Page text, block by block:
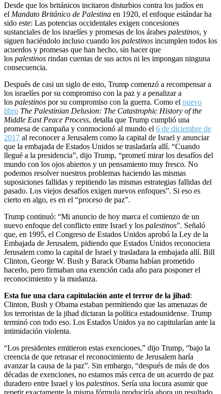
Desde que los británicos incitaron disturbios contra los judíos en
el Mandato Británico de Palestina en 1920, el enfoque estándar ha
sido este: Las potencias occidentales exigen concesiones
sustanciales de los israelíes y promesas de los árabes palestinos, y
siguen haciéndolo incluso cuando los palestinos incumplen todos los
acuerdos y promesas que han hecho, sin hacer que
los palestinos rindan cuentas de sus actos ni les impongan ninguna
consecuencia.
Después de casi un siglo de esto, Trump comenzó a recompensar a
los israelíes por su compromiso con la paz y a penalizar a
los palestinos por su compromiso con la guerra. Como el nuevo
libro The Palestinian Delusion: The Catastrophic History of the
Middle East Peace Process, detalla que Trump cumplió una
promesa de campaña y conmocionó al mundo el 6 de diciembre de
2017 al reconocer a Jerusalem como la capital de Israel y anunciar
que la embajada de Estados Unidos se trasladaría allí. “Cuando
llegué a la presidencia”, dijo Trump, “prometí mirar los desafíos del
mundo con los ojos abiertos y un pensamiento muy fresco. No
podemos resolver nuestros problemas haciendo las mismas
suposiciones fallidas y repitiendo las mismas estrategias fallidas del
pasado. Los viejos desafíos exigen nuevos enfoques”. Si eso es
cierto en algo, es en el “proceso de paz”.
Trump continuó: “Mi anuncio de hoy marca el comienzo de un
nuevo enfoque del conflicto entre Israel y los palestinos”. Señaló
que, en 1995, el Congreso de Estados Unidos aprobó la Ley de la
Embajada de Jerusalem, pidiendo que Estados Unidos reconociera
Jerusalem como la capital de Israel y trasladara la embajada allí. Bill
Clinton, George W. Bush y Barack Obama habían prometido
hacerlo, pero firmaban una exención cada año para posponer el
reconocimiento y la mudanza.
Esta fue una clara capitulación ante el terror de la jihad:
Clinton, Bush y Obama estaban permitiendo que las amenazas de
los terroristas de la jihad dictaran la política estadounidense. Trump
terminó con todo eso. Los Estados Unidos ya no capitularían ante la
intimidación violenta.
“Los presidentes emitieron estas exenciones,” dijo Trump, “bajo la
creencia de que retrasar el reconocimiento de Jerusalem haría
avanzar la causa de la paz”. Sin embargo, “después de más de dos
décadas de exenciones, no estamos más cerca de un acuerdo de paz
duradero entre Israel y los palestinos. Sería una locura asumir que
repetir exactamente la misma fórmula produciría ahora un resultado